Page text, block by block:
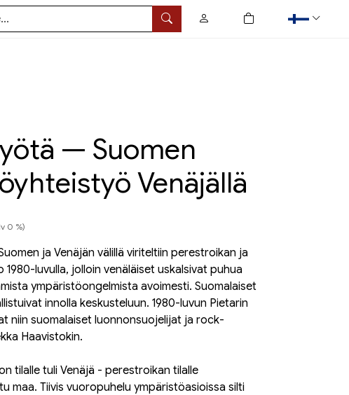
Hae
0
tuotetta ostoskorissa
— Suomen
Venäjällä
0 %)
ja Venäjän välillä viriteltiin perestroikan ja
luvulla, jolloin venäläiset uskalsivat puhua
ympäristöongelmista avoimesti. Suomalaiset
innolla keskusteluun. 1980-luvun Pietarin
niin suomalaiset luonnonsuojelijat ja rock-
Haavistokin.
tilalle tuli Venäjä - perestroikan tilalle
maa. Tiivis vuoropuhelu ympäristöasioissa silti